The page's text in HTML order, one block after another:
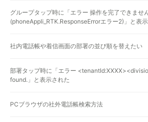
グループタップ時に「エラー 操作を完了できませ
(phoneAppli_RTK.ResponseErrorエラー2)」と表
社内電話帳や着信画面の部署の並び順を替えたい
部署タップ時に「エラー
found.」と表示された
PCブラウザの社外電話帳検索方法